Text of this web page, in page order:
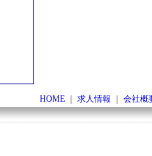
HOME｜ 求人情報 会社概